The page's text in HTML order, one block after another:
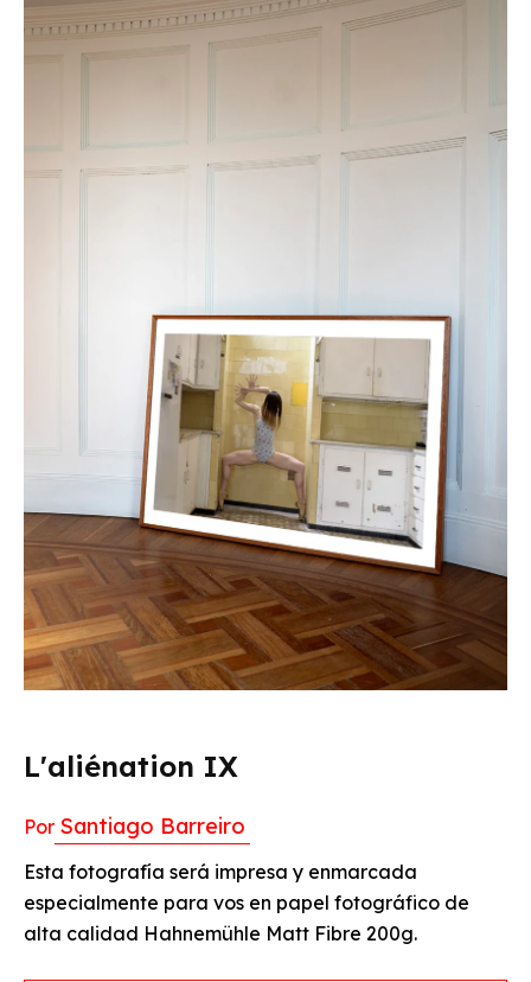
L'aliénation IX
Por Santiago Barreiro
Esta fotografía será impresa y enmarcada
especialmente para vos en papel fotográfico de
alta calidad Hahnemühle Matt Fibre 200g.